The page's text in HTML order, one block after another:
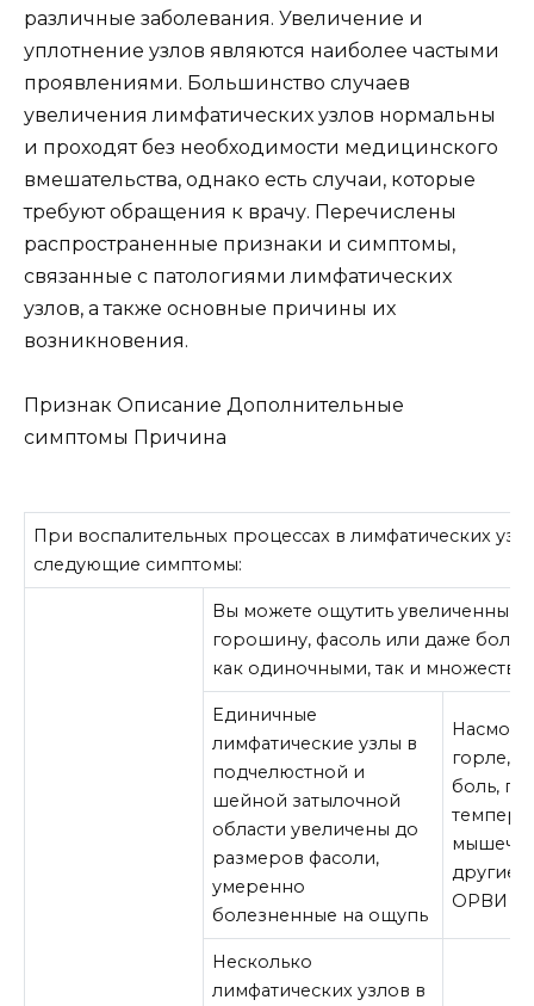
различные заболевания. Увеличение и
уплотнение узлов являются наиболее частыми
проявлениями. Большинство случаев
увеличения лимфатических узлов нормальны
и проходят без необходимости медицинского
вмешательства, однако есть случаи, которые
требуют обращения к врачу. Перечислены
распространенные признаки и симптомы,
связанные с патологиями лимфатических
узлов, а также основные причины их
возникновения.
Признак Описание Дополнительные
симптомы Причина
При воспалительных процессах в лимфатических
следующие симптомы:
Вы можете ощутить увеличенный
горошину, фасоль или даже
как одиночными, так и
Единичные
лимфатические узлы в
подчелюстной и
шейной затылочной
области увеличены до
размеров фасоли,
умеренно
болезненные на ощупь
горле,
боль,
другие
ОРВИ
Несколько
лимфатических узлов в